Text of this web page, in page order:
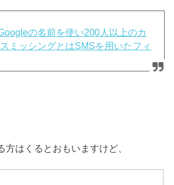
の名前を使い200人以上のカ
ミッシングとはSMSを用いたフィ
方はくるとおもいますけど、